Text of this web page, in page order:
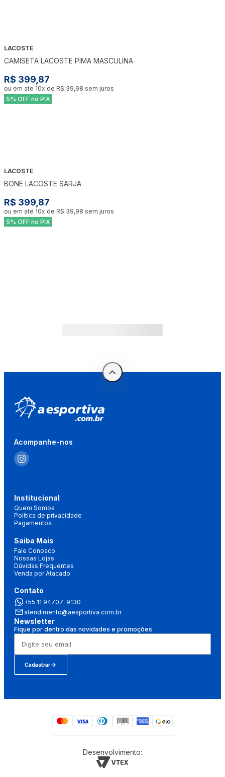
LACOSTE
CAMISETA LACOSTE PIMA MASCULINA
R$ 399,87
ou em ate 10x de R$ 39,98 sem juros
5% OFF no PIX
LACOSTE
BONÉ LACOSTE SARJA
R$ 399,87
ou em ate 10x de R$ 39,98 sem juros
5% OFF no PIX
Acompanhe-nos
Institucional
Quem Somos
Política de privacidade
Pagamentos
Saiba Mais
Fale Conosco
Nossas Lojas
Dúvidas Frequentes
Venda por Atacado
Contato
+55 11 94707-9130
atendimento@aesportiva.com.br
Newsletter
Fique por dentro das novidades e promoções
Cadastrar
Desenvolvimento: